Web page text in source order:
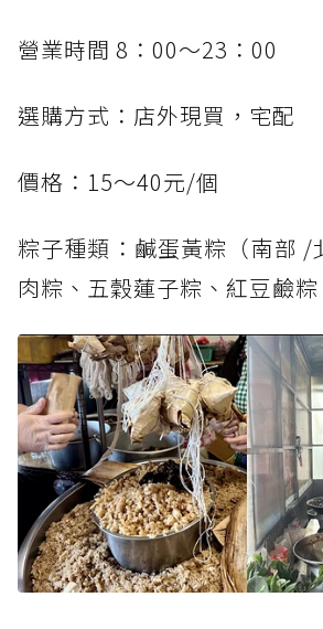
營業時間 8：00～23：00
選購方式：店外現買，宅配
價格：15～40元/個
粽子種類：鹹蛋黃粽（南部 /
肉粽、五穀蓮子粽、紅豆鹼粽